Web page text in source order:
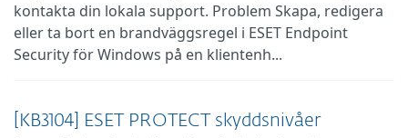
kontakta din lokala support. Problem Skapa, redigera
eller ta bort en brandväggsregel i ESET Endpoint
Security för Windows på en klientenh...
[KB3104] ESET PROTECT skyddsnivåer